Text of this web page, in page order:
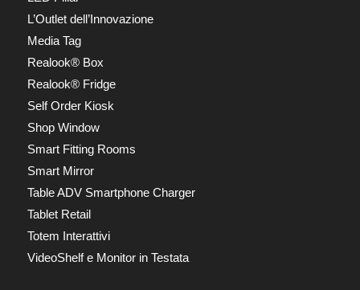
L’Outlet dell’Innovazione
Media Tag
Realook® Box
Realook® Fridge
Self Order Kiosk
Shop Window
Smart Fitting Rooms
Smart Mirror
Table ADV Smartphone Charger
Tablet Retail
Totem Interattivi
VideoShelf e Monitor in Testata